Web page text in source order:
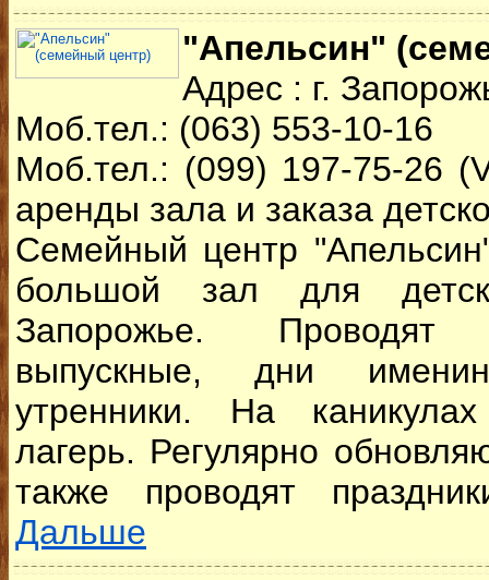
"Апельсин"
Адрес : г.
Моб.тел.: (063) 553-10-16
Моб.тел.: (099) 197-75-26
аренды зала и заказа
Семейный центр
большой зал для
Запорожье.
выпускные, дни
утренники. На
лагерь. Регулярно
также проводят
Дальше